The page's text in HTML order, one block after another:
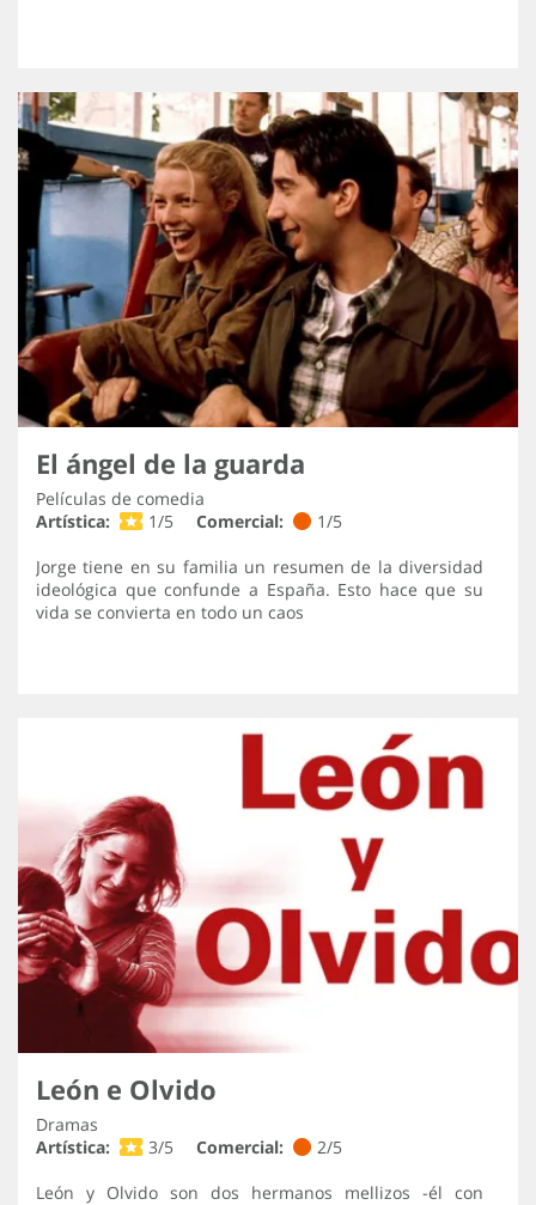
El ángel de la guarda
Películas de comedia
Artística:
1/5 Comercial:
1/5
Jorge tiene en su familia un resumen de la diversidad
ideológica que confunde a España. Esto hace que su
vida se convierta en todo un caos
León e Olvido
Dramas
Artística:
3/5 Comercial:
2/5
León y Olvido son dos hermanos mellizos -él con